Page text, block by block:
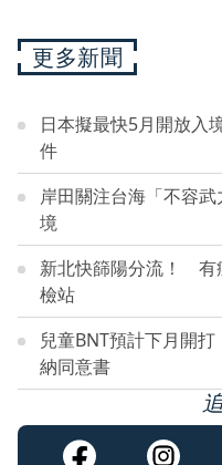
更多新聞
日本擬最快5月開放
件
岸田關注台海「不容
境
新北快篩陽分流！
檢站
兒童BNT預計下月開
納同意書